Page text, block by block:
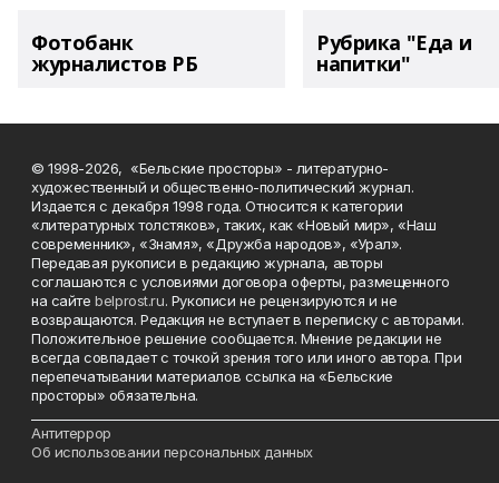
Фотобанк
журналистов РБ
Рубрика "Еда и
напитки"
© 1998-2026, «Бельские просторы» - литературно-
художественный и общественно-политический журнал.
Издается с декабря 1998 года. Относится к категории
«литературных толстяков», таких, как «Новый мир», «Наш
современник», «Знамя», «Дружба народов», «Урал».
Передавая рукописи в редакцию журнала, авторы
соглашаются с условиями договора оферты, размещенного
на сайтеbelprost.ru. Рукописи не рецензируются и не
возвращаются. Редакция не вступает в переписку с авторами.
Положительное решение сообщается. Мнение редакции не
всегда совпадает с точкой зрения того или иного автора. При
перепечатывании материалов ссылка на «Бельские
просторы» обязательна.
Антитеррор
Об использовании персональных данных